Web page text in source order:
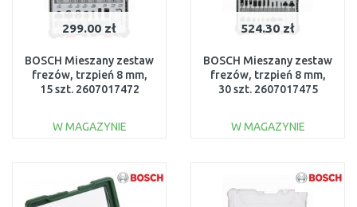
299.00 zł
BOSCH Mieszany zestaw
frezów, trzpień 8 mm,
15 szt. 2607017472
W MAGAZYNIE
Do porównania
524.30 zł
BOSCH Mieszany zestaw
frezów, trzpień 8 mm,
30 szt. 2607017475
W MAGAZYNIE
Do porównania